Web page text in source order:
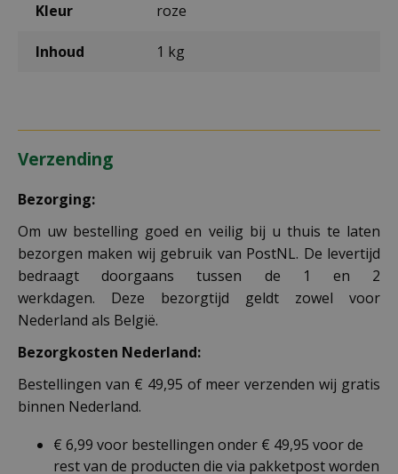
Kleur roze
Inhoud 1 kg
Verzending
Bezorging:
Om uw bestelling goed en veilig bij u thuis te laten
bezorgen maken wij gebruik van PostNL. De levertijd
bedraagt doorgaans tussen de 1 en 2
werkdagen. Deze bezorgtijd geldt zowel voor
Nederland als België.
Bezorgkosten Nederland:
Bestellingen van € 49,95 of meer verzenden wij gratis
binnen Nederland.
€ 6,99 voor bestellingen onder € 49,95 voor de
rest van de producten die via pakketpost worden